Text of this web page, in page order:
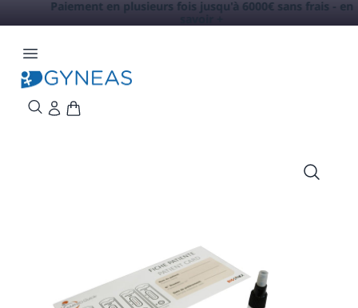
Paiement en plusieurs fois jusqu'à 6000€ sans frais -en